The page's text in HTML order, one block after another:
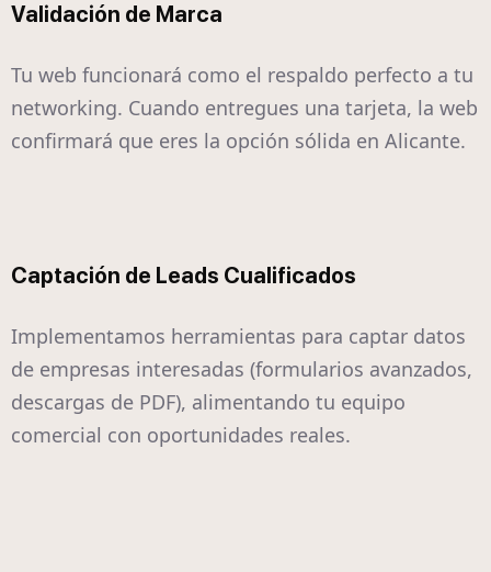
Validación de Marca
Tu web funcionará como el respaldo perfecto a tu
networking. Cuando entregues una tarjeta, la web
confirmará que eres la opción sólida en Alicante.
Captación de Leads Cualificados
Implementamos herramientas para captar datos
de empresas interesadas (formularios avanzados,
descargas de PDF), alimentando tu equipo
comercial con oportunidades reales.